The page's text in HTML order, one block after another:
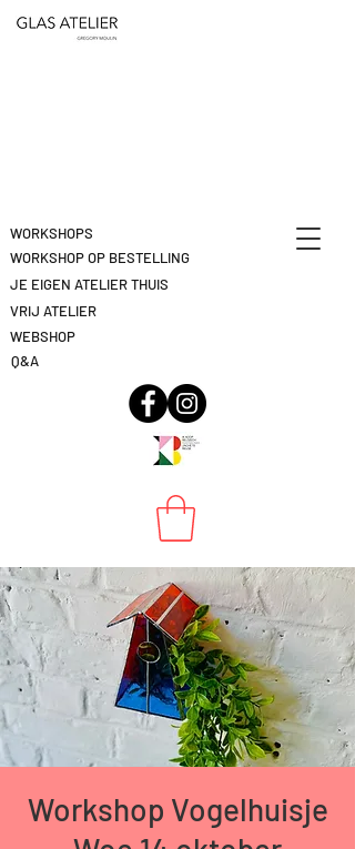
WORKSHOPS
JE EIGEN ATELIER THUIS
VRIJ ATELIER
WORKSHOP OP BESTELLING
WEBSHOP
Q&A
Workshop Vogelhuisje